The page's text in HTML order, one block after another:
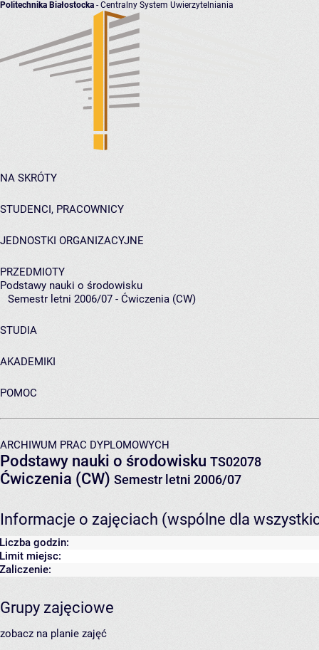
Politechnika Białostocka - Centralny System Uwierzytelniania
NA SKRÓTY
STUDENCI, PRACOWNICY
JEDNOSTKI ORGANIZACYJNE
PRZEDMIOTY
Podstawy nauki o środowisku
Semestr letni 2006/07 - Ćwiczenia (CW)
STUDIA
AKADEMIKI
POMOC
ARCHIWUM PRAC DYPLOMOWYCH
Podstawy nauki o środowisku TS02078
Ćwiczenia (CW) Semestr letni 2006/07
Informacje o zajęciach (wspólne dla
Liczba godzin:
Limit miejsc:
Zaliczenie:
Grupy zajęciowe
zobacz na planie zajęć